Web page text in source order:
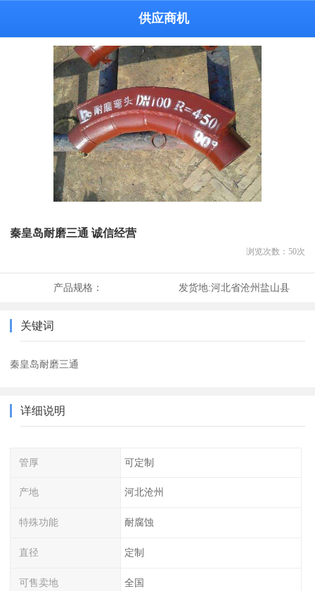
供应商机
秦皇岛耐磨三通 诚信经营
浏览次数： 50次
产品规格： 发货地:河北省沧州盐山县
关键词
秦皇岛耐磨三通
详细说明
管厚 可定制
产地 河北沧州
特殊功能 耐腐蚀
直径 定制
可售卖地 全国